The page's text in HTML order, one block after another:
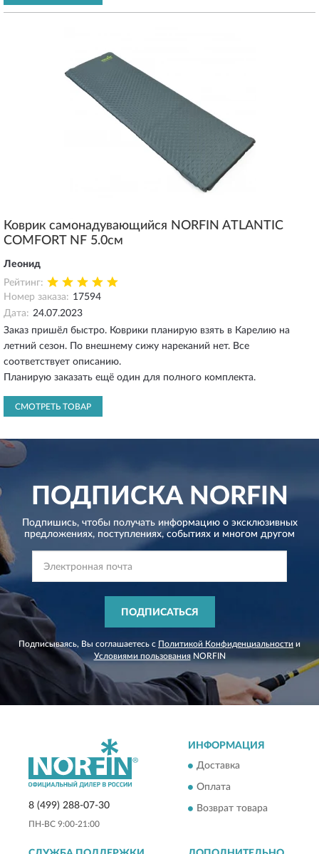
Коврик самонадувающийся NORFIN ATLANTIC
COMFORT NF 5.0см
Леонид
Рейтинг:
Номер заказа: 17594
Дата: 24.07.2023
Заказ пришёл быстро. Коврики планирую взять в Карелию на
летний сезон. По внешнему сижу нареканий нет. Все
соответствует описанию.
Планирую заказать ещё один для полного комплекта.
СМОТРЕТЬ ТОВАР
ПОДПИСКАNORFIN
Подпишись, чтобы получать информацию о эксклюзивных
предложениях, поступлениях, событиях и многом другом
ПОДПИСАТЬСЯ
Подписываясь, Вы соглашаетесь с Политикой Конфиденциальности и
Условиями пользованияNORFIN
8 (499) 288-07-30
ПН-ВС 9:00-21:00
ИНФОРМАЦИЯ
Доставка
Оплата
Возврат товара